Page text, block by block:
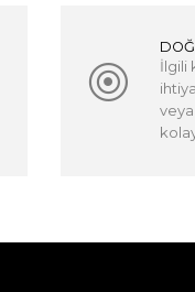
İlgili
veya